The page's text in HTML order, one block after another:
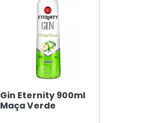
Gin Eternity 900ml
Maça Verde